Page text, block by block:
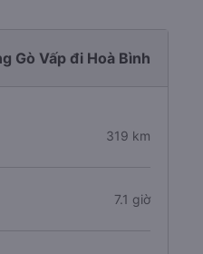
Gò Vấp đi Hoà Bình
319 km
7.1 giờ